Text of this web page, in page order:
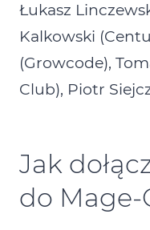
Łukasz
Kalkowski
(Growcode),
Club), Piotr
Jak
do